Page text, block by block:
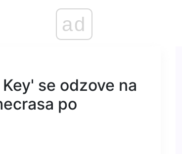
ad
se odzove na
po